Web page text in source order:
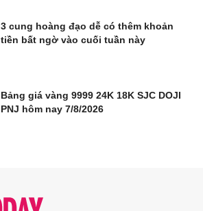
3 cung hoàng đạo dễ có thêm khoản
tiền bất ngờ vào cuối tuần này
Bảng giá vàng 9999 24K 18K SJC DOJI
PNJ hôm nay 7/8/2026